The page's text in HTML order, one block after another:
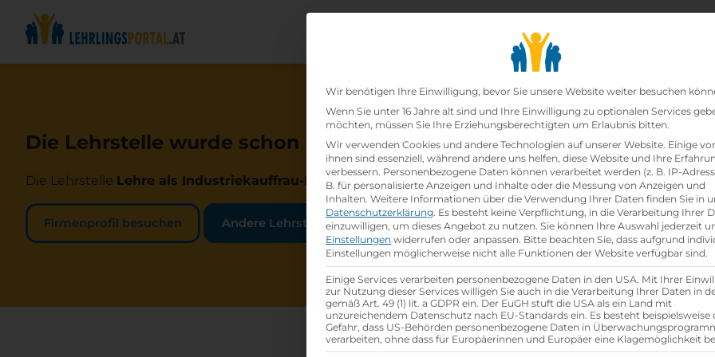
Lehrbetriebesearch
Die Lehrstelle wurde schon besetzt!
Die Lehrstelle Lehre als Industriekauffrau-IndustriekaufmannbeiSalvagnini Maschinenbau GesmbHist
Firmenprofil besuchen Andere Lehrstelle suchen
Datenschutz-
Wir benötigen Ihre Einwilligung, bevor Sie unsere Website weiter besuchen
Wenn Sie unter 16 Jahre alt sind und Ihre Einwilligung zu optionalen Services
möchten, müssen Sie Ihre Erziehungsberechtigten um Erlaubnis bitten.
Wir verwenden Cookies und andere Technologien auf unserer Website. Einige
ihnen sind essenziell, während andere uns helfen, diese Website und Ihre
verbessern. Personenbezogene Daten können verarbeitet werden (z. B. IP-
B. für personalisierte Anzeigen und Inhalte oder die Messung von Anzeigen und
Inhalten. Weitere Informationen über die Verwendung Ihrer Daten finden Sie in
Datenschutzerklärung. Es besteht keine Verpflichtung, in die Verarbeitung Ihrer
einzuwilligen, um dieses Angebot zu nutzen. Sie können Ihre Auswahl jederzeit
Einstellungen widerrufen oder anpassen. Bitte beachten Sie, dass aufgrund
Einstellungen möglicherweise nicht alle Funktionen der Website verfügbar sind.
Einige Services verarbeiten personenbezogene Daten in den USA. Mit Ihrer
zur Nutzung dieser Services willigen Sie auch in die Verarbeitung Ihrer Daten in
gemäß Art. 49 (1) lit. a GDPR ein. Der EuGH stuft die USA als ein Land mit
unzureichendem Datenschutz nach EU-Standards ein. Es besteht beispielsweise
Gefahr, dass US-Behörden personenbezogene Daten in
verarbeiten, ohne dass für Europäerinnen und Europäer eine Klagemöglichkeit